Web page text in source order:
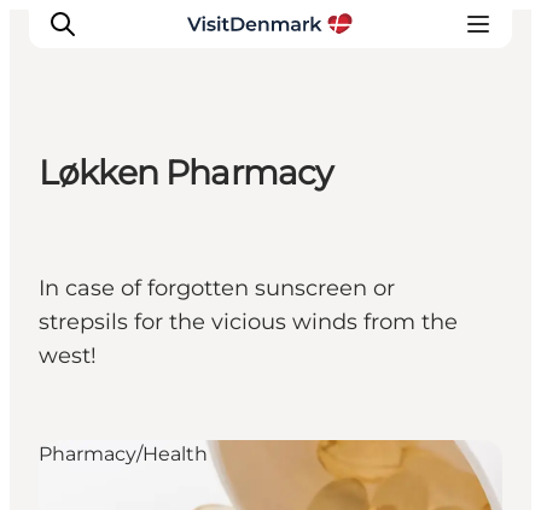
Wat te doen
Accommodaties
Plan je reis
Løkken Pharmacy
In case of forgotten sunscreen or
strepsils for the vicious winds from the
west!
Pharmacy/Health